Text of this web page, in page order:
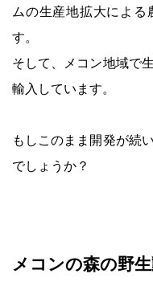
ムの生産地拡大による
す。
そして、メコン地域で
輸入しています。
もしこのまま開発が続
でしょうか？
メコンの森の野